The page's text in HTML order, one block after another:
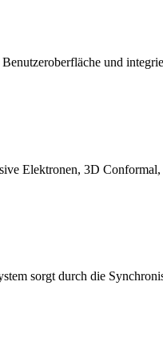
und
Elektronen, 3D
sorgt durch die